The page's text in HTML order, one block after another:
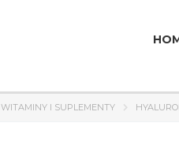
WITAMINY I SUPLEMENTY